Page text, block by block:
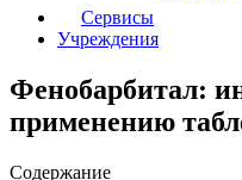
Сервисы
Учреждения
Фенобарбитал:
применению
Содержание